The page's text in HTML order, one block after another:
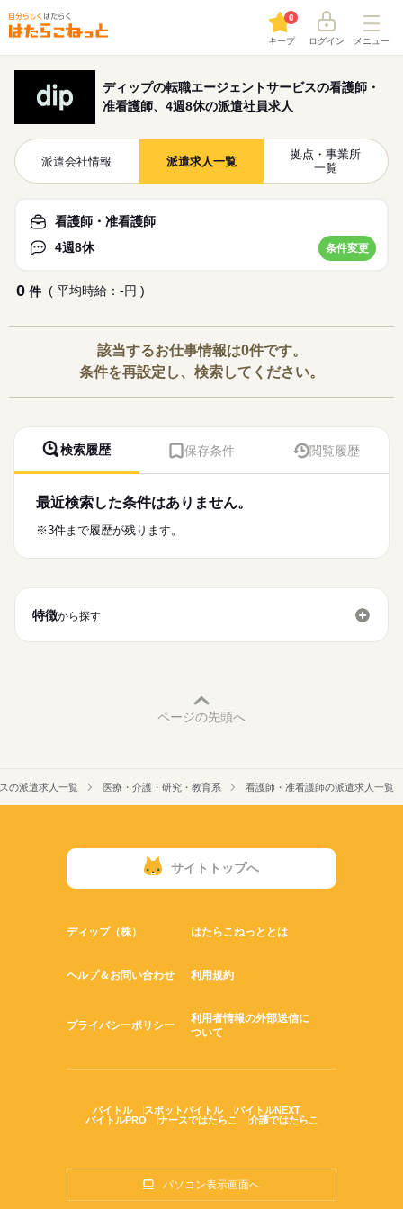
キープ
0
ログイン メニュー
ディップの転職エージェントサービスの看護師・
准看護師、4週8休の派遣社員求人
派遣会社情報 派遣求人一覧
拠点・事業所
一覧
看護師・准看護師
4週8休
条件変更
0 件 ( 平均時給：-円 )
該当するお仕事情報は0件です。
条件を再設定し、検索してください。
検索履歴 保存条件 閲覧履歴
最近検索した条件はありません。
※3件まで履歴が残ります。
特徴から探す
ページの先頭へ
の派遣求人一覧 医療・介護・研究・教育系 看護師・准看護師の派遣求人一覧
サイトトップへ
ディップ（株） はたらこねっととは
ヘルプ＆お問い合わせ 利用規約
プライバシーポリシー
利用者情報の外部送信に
ついて
バイトル スポットバイトル
バイトルNEXT
バイトルPRO
ナースではたらこ 介護ではたらこ
パソコン表示画面へ